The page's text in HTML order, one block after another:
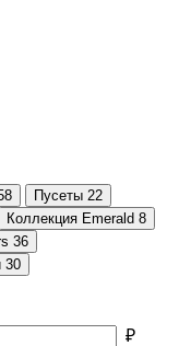
Пусеты 22
Коллекция Emerald 8
36
30
₽